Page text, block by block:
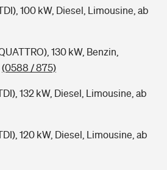
100 kW, Diesel, Limousine, ab
130 kW, Benzin,
(0588 / 875)
132 kW, Diesel, Limousine, ab
120 kW, Diesel, Limousine, ab